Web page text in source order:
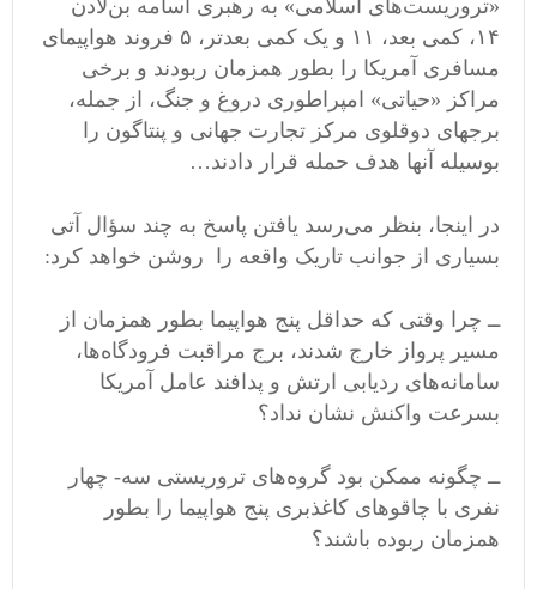
«تروریست‌های اسلامی» به رهبری اسامه بن‌لادن
١۴، کمی بعد، ١١ و یک کمی بعدتر، ۵ فروند هواپیمای
مسافری آمریکا را بطور همزمان ربودند و برخی
مراکز «حیاتی» امپراطوری دروغ و جنگ، از جمله،
برجهای دوقلوی مرکز تجارت جهانی و پنتاگون را
بوسیله آنها هدف حمله قرار دادند…
در اینجا، بنظر می‌رسد یافتن پاسخ به چند سؤال آتی
بسیاری از جوانب تاریک واقعه را روشن خواهد کرد:
ــ چرا وقتی که حداقل پنج هواپیما بطور همزمان از
مسیر پرواز خارج شدند، برج مراقبت فرودگاه‌ها،
سامانه‌های ردیابی ارتش و پدافند عامل آمریکا
بسرعت واکنش نشان نداد؟
ــ چگونه ممکن بود گروه‌های تروریستی سه- چهار
نفری با چاقوهای کاغذبری پنج هواپیما را بطور
همزمان ربوده باشند؟